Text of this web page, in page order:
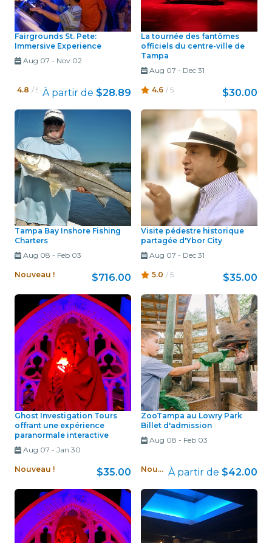
Fairgrounds St. Pete:
Immersive Experience
Aug 07 - Nov 02
4.8 / 5 À partir de $28.89
La tournée des fantômes
officiels du centre-ville de
Tampa
Aug 07 - Dec 31
4.6 / 5 $30.00
Tampa Bay Inshore Fishing
Charters
Aug 08 - Feb 03
Nouveau ! $716.00
Visite pédestre historique
partagée d'Ybor City
Aug 07 - Dec 31
5.0 / 5 $35.00
Ghost Investigation Tours
offrant une expérience
paranormale interactive
Aug 07 - Jan 30
Nouveau ! $35.00
ZooTampa au Lowry Park
Billet d'admission
Aug 08 - Feb 03
Nouveau ! À partir de $42.00